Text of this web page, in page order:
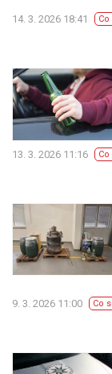
14. 3. 2026 18:41
13. 3. 2026 11:16
9. 3. 2026 11:00 Co